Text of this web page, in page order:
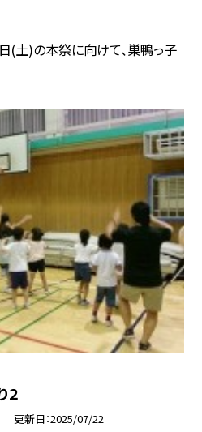
(土)の本祭に向けて、巣鴨っ子
２
更新日 2025/07/22